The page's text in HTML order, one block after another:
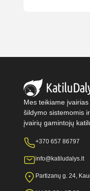
Mes teikiame
šildymo sistemomis
įvairių gamintojų
+370 657 86797
info@katiludalys.lt
Partizanų g. 24,